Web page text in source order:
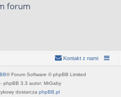
forum
Kontakt z nami
® Forum Software © phpBB Limited
- phpBB 3.3 autor: MrGaby
dostarcza phpBB.pl